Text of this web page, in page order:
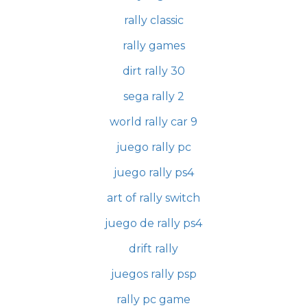
rally classic
rally games
dirt rally 30
sega rally 2
world rally car 9
juego rally pc
juego rally ps4
art of rally switch
juego de rally ps4
drift rally
juegos rally psp
rally pc game